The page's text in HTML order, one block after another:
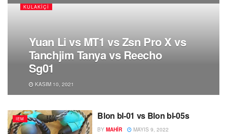
KULAKIÇI
Yuan Li vs MT1 vs Zsn Pro X vs
Tanchjim Tanya vs Reecho
Sg01
KASIM 10, 2021
IEM Blon bl-01 vs Blon bl-05s
BY MAHIR MAYIS 9, 2022